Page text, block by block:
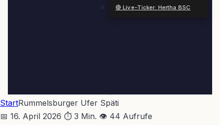
🔴 Live-Ticker: Hertha BSC
StartRummelsburger Ufer Späti
📅 16. April 2026 ⏱ 3 Min. 👁 44 Aufrufe